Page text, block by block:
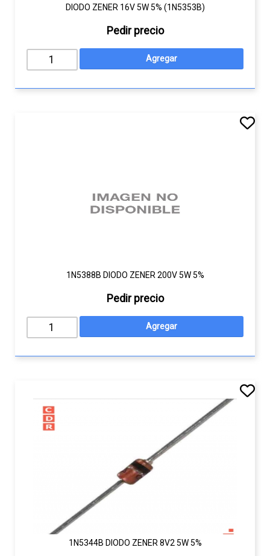
DIODO ZENER 16V 5W 5% (1N5353B)
Pedir precio
1N5388B DIODO ZENER 200V 5W 5%
Pedir precio
1N5344B DIODO ZENER 8V2 5W 5%